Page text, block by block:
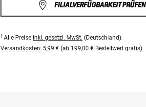
FILIALVERFÜGBARKEIT PRÜFEN
1 Alle Preise inkl. gesetzl. MwSt. (Deutschland).
Versandkosten: 5,99 € (ab 199,00 € Bestellwert gratis).